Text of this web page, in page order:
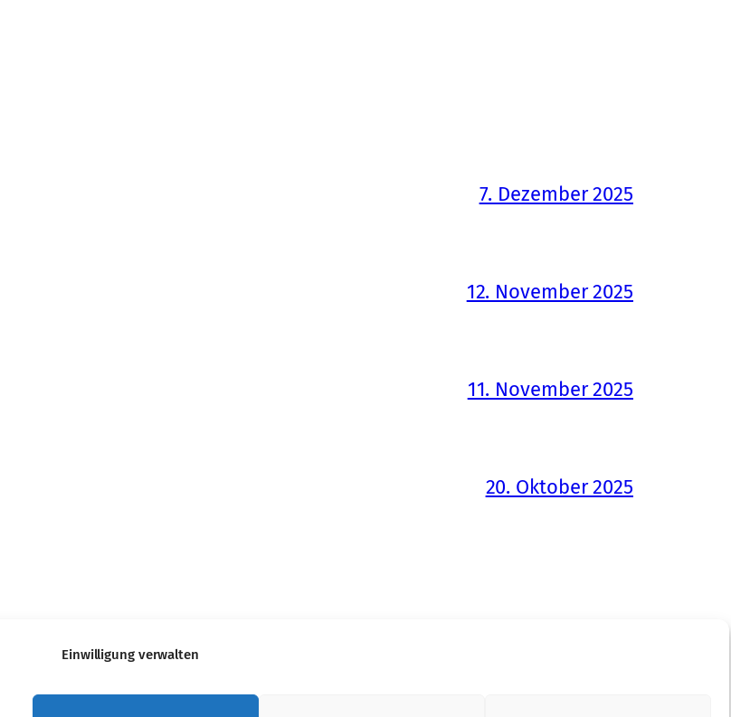
Einwilligung verwalten
7. Dezember 2025
12. November 2025
11. November 2025
20. Oktober 2025